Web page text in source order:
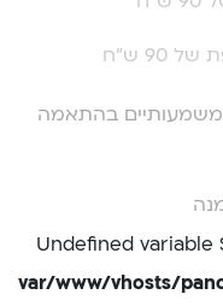
90 ש"ח
משמעותיים בהתאמה
/var/www/vhosts/